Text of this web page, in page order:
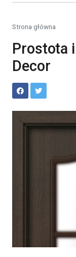
Strona główna
Prostota
Decor